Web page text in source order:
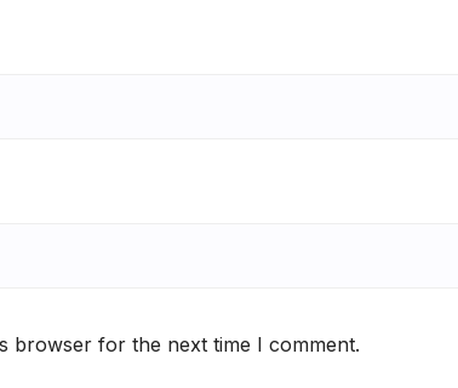
browser for the next time I comment.